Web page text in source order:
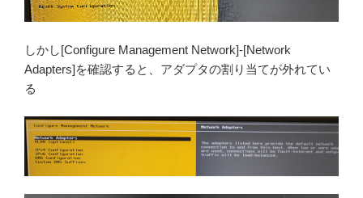
しかし[Configure Management Network]-[Network
Adapters]を確認すると、アダプタの割り当てが外れてい
る